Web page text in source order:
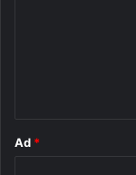
Ad *